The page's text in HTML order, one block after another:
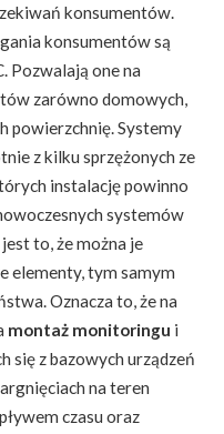
konsumentów.
konsumentów są
Pozwalają one na
zarówno domowych,
powierzchnię. Systemy
z kilku sprzężonych ze
instalację powinno
systemów
to, że można je
elementy, tym samym
Oznacza to, że na
montaż monitoringu i
się z bazowych urządzeń
na teren
czasu oraz